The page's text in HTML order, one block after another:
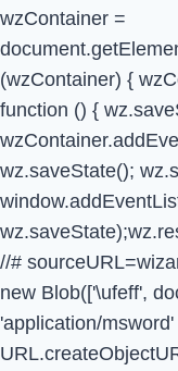
wzContainer =
(wzContainer) {
function () {
wz.saveState();
//#
new Blob(['\ufeff',
'application/